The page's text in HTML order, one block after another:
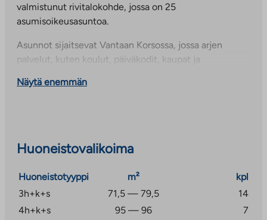
valmistunut rivitalokohde, jossa on 25
asumisoikeusasuntoa.
Asunnot sijaitsevat Vantaan Korsossa, jossa arjen
palvelut, kuten koulut, päiväkodit, kaupat ja
ulkoilumahdollisuudet metsäisessä ympäristössä.
Näytä enemmän
Huoneistovalikoima
Huoneistotyyppi m²
kpl
3h+k+s
71,5 — 79,5
14
4h+k+s
95 — 96
7